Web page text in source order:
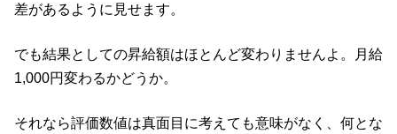
差があるように見せます。
でも結果としての昇給額はほとんど変わりませんよ。月給
1,000円変わるかどうか。
それなら評価数値は真面目に考えても意味がなく、何とな